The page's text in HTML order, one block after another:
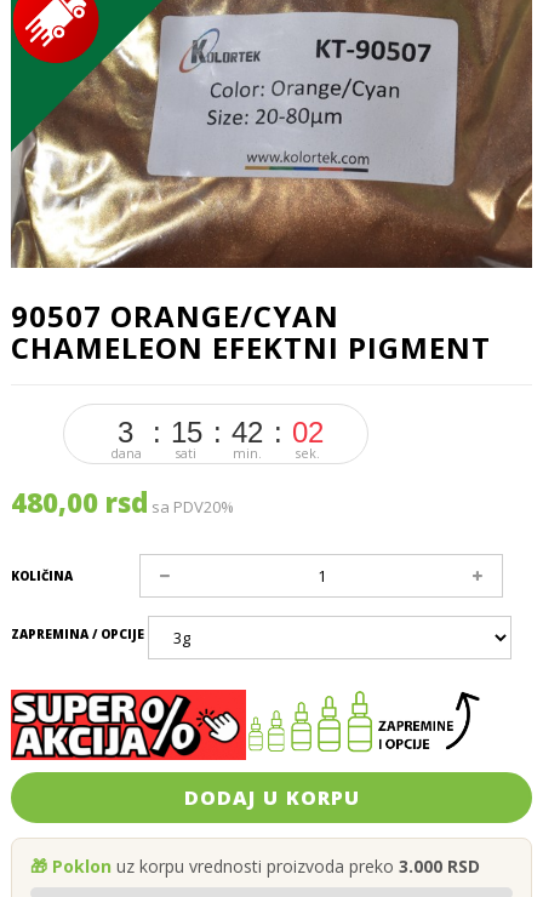
90507 ORANGE/CYAN
CHAMELEON EFEKTNI PIGMENT
3
dana
15
sati
42
min.
02
sek.
480,00 rsd sa PDV20%
KOLIČINA
ZAPREMINA / OPCIJE
DODAJ U KORPU
🎁 Poklon uz korpu vrednosti proizvoda preko 3.000 RSD